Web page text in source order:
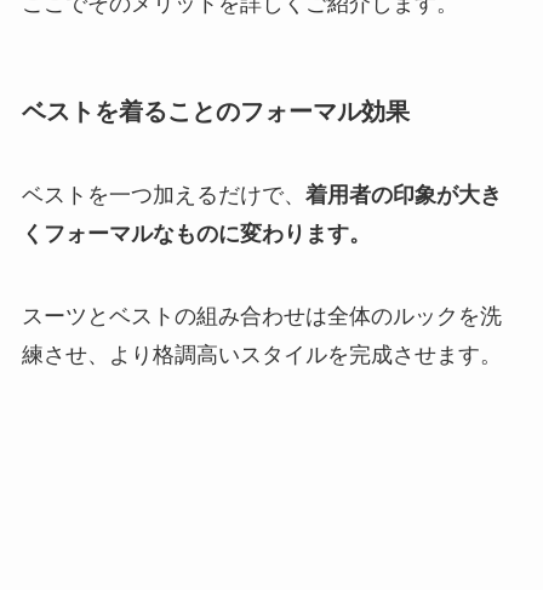
ベストを着ることのフォーマル効果
ベストを一つ加えるだけで、 着用者の印象が大き
くフォーマルなものに変わります。
スーツとベストの組み合わせは全体のルックを洗
練させ、より格調高いスタイルを完成させます。